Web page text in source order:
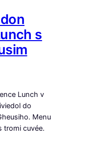
s
Lunch v
do
Menu
tromi cuvée.